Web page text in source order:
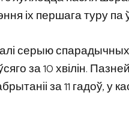
іх першага туру па
серыю спарадычных
за 10 хвілін.
за 11 гадоў, у